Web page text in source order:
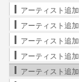
アーティスト追加
アーティスト追加
アーティスト追加
アーティスト追加
アーティスト追加